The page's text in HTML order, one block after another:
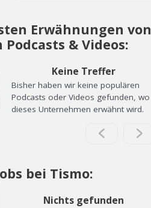
Erwähnungen von
Podcasts & Videos:
Keine Treffer
Bisher haben wir keine populären
Podcasts oder Videos gefunden, wo
dieses Unternehmen erwähnt wird.
bei Tismo:
Nichts gefunden